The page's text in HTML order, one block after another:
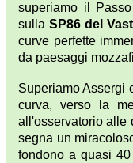
superiamo il
sulla SP86 del
curve perfette
da paesaggi
Superiamo Assergi
curva, verso la
all'osservatorio alle
segna un
fondono a quasi